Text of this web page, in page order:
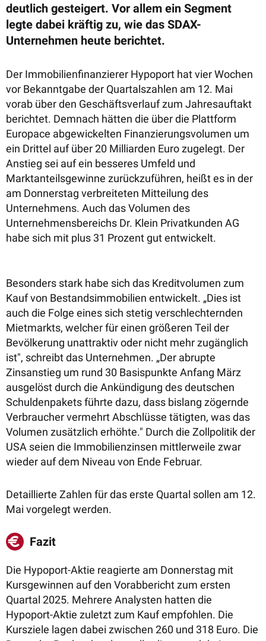
deutlich gesteigert. Vor allem ein Segment
legte dabei kräftig zu, wie das SDAX-
Unternehmen heute berichtet.
Der Immobilienfinanzierer Hypoport hat vier Wochen
vor Bekanntgabe der Quartalszahlen am 12. Mai
vorab über den Geschäftsverlauf zum Jahresauftakt
berichtet. Demnach hätten die über die Plattform
Europace abgewickelten Finanzierungsvolumen um
ein Drittel auf über 20 Milliarden Euro zugelegt. Der
Anstieg sei auf ein besseres Umfeld und
Marktanteilsgewinne zurückzuführen, heißt es in der
am Donnerstag verbreiteten Mitteilung des
Unternehmens. Auch das Volumen des
Unternehmensbereichs Dr. Klein Privatkunden AG
habe sich mit plus 31 Prozent gut entwickelt.
Besonders stark habe sich das Kreditvolumen zum
Kauf von Bestandsimmobilien entwickelt. „Dies ist
auch die Folge eines sich stetig verschlechternden
Mietmarkts, welcher für einen größeren Teil der
Bevölkerung unattraktiv oder nicht mehr zugänglich
ist", schreibt das Unternehmen. „Der abrupte
Zinsanstieg um rund 30 Basispunkte Anfang März
ausgelöst durch die Ankündigung des deutschen
Schuldenpakets führte dazu, dass bislang zögernde
Verbraucher vermehrt Abschlüsse tätigten, was das
Volumen zusätzlich erhöhte." Durch die Zollpolitik der
USA seien die Immobilienzinsen mittlerweile zwar
wieder auf dem Niveau von Ende Februar.
Detaillierte Zahlen für das erste Quartal sollen am 12.
Mai vorgelegt werden.
Fazit
Die Hypoport-Aktie reagierte am Donnerstag mit
Kursgewinnen auf den Vorabbericht zum ersten
Quartal 2025. Mehrere Analysten hatten die
Hypoport-Aktie zuletzt zum Kauf empfohlen. Die
Kursziele lagen dabei zwischen 260 und 318 Euro. Die